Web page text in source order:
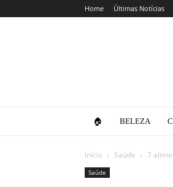
Home Últimas Notícias
🏠 BELEZA
Início Saúde 7
Saúde